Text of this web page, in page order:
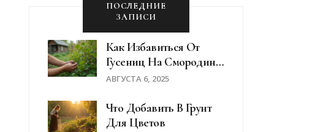
ПОСЛЕДНИЕ
ЗАПИСИ
Как Избавиться От
Гусениц На Смородине
И Крыжовнике:
Защиты Кустарников
АВГУСТА 6, 2025
Что Добавить В Грунт
Для Цветов